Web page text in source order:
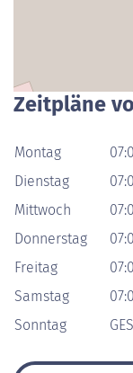
Zeitpläne
Montag
Dienstag
Mittwoch
Donnerstag
Freitag
Samstag
Sonntag